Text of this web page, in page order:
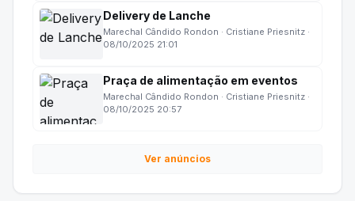
Delivery de Lanche
Marechal Cândido Rondon · Cristiane Priesnitz ·
08/10/2025 21:01
Praça de alimentação em eventos
Marechal Cândido Rondon · Cristiane Priesnitz ·
08/10/2025 20:57
Ver anúncios